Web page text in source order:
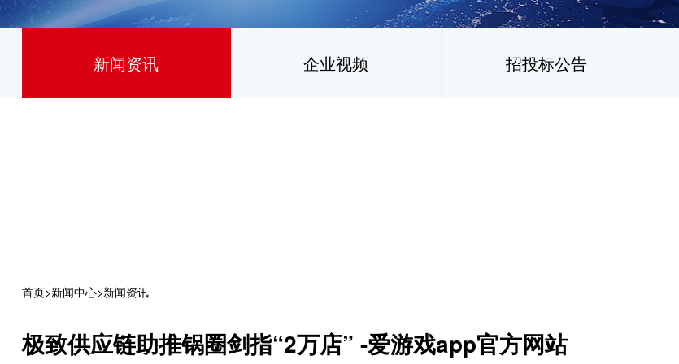
新闻资讯 企业视频 招投标公告
首页>新闻中心>新闻资讯
极致供应链助推锅圈剑指“2万店” -爱游戏app官方网站